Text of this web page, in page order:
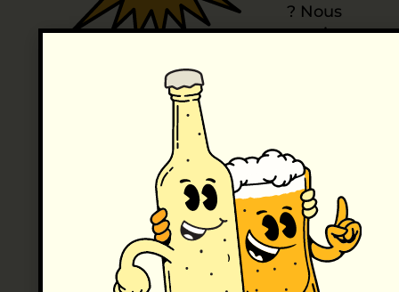
? Nous
aussi.
rejointe en
2024 par
« l’Orangeade
de Sierck ».
Des
recettes